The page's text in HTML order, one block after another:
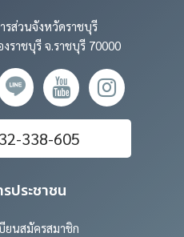
รส่วนจังหวัดราชบุรี
ราชบุรี จ.ราชบุรี 70000
338-605
ประชาชน
ยนสมัครสมาชิก